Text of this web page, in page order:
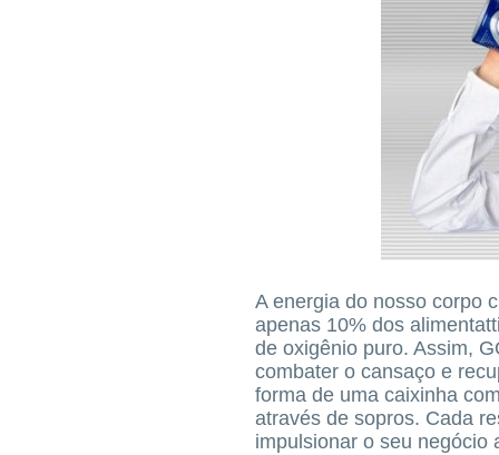
A energia do nosso corpo
apenas 10% dos
de oxigênio puro. Assim,
combater o cansaço e
forma de uma caixinha
através de sopros. Cada
impulsionar o seu negócio